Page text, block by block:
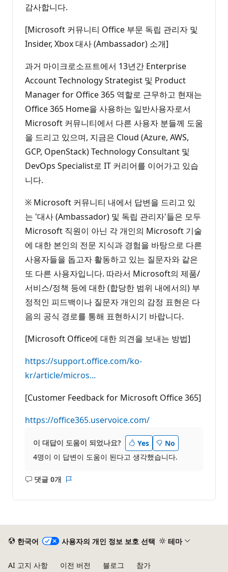
감사합니다.
[Microsoft 커뮤니티 Office 부문 독립 관리자 및
Insider, Xbox 대사 (Ambassador) 소개]
과거 마이크로소프트에서 13년간 Enterprise
Account Technology Strategist 및 Product
Manager for Office 365 역할로 근무하고 현재는
Office 365 Home을 사용하는 일반사용자로서
Microsoft 커뮤니티에서 다른 사용자 분들께 도움
을 드리고 있으며, 지금은 Cloud (Azure, AWS,
GCP, OpenStack) Technology Consultant 및
DevOps Specialist로 IT 커리어를 이어가고 있습
니다.
※ Microsoft 커뮤니티 내에서 답변을 드리고 있
는 '대사 (Ambassador) 및 독립 관리자'들은 모두
Microsoft 직원이 아닌 각 개인의 Microsoft 기술
에 대한 본인의 전문 지식과 경험을 바탕으로 다른
사용자들을 돕고자 활동하고 있는 질문자와 같은
또 다른 사용자입니다. 따라서 Microsoft의 제품/
서비스/정책 등에 대한 (합당한 범위 내에서의) 부
정적인 피드백이나 질문자 개인의 감정 표현은 다
음의 공식 경로를 통해 표현하시기 바랍니다.
[Microsoft Office에 대한 의견을 보내는 방법]
https://support.office.com/ko-
kr/article/micros...
[Customer Feedback for Microsoft Office 365]
https://office365.uservoice.com/
이 대답이 도움이 되었나요? Yes
No
4명이 이 답변이 도움이 된다고 생각했습니다.
댓글 0개
설
한국어 사용자의 개인 정보 보호 선택 테마
AI 고지 사항 이전 버전 블로그 참가